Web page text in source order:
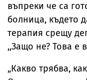
въпреки че са
болница, където
терапия срещу
,,Защо не? Това е
„Какво трябва,